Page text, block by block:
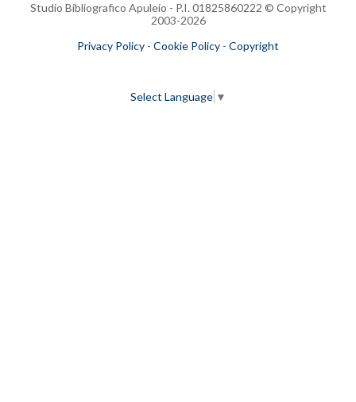
Studio Bibliografico Apuleio - P.I. 01825860222 © Copyright
2003-2026
Privacy Policy - Cookie Policy - Copyright
Select Language ▼